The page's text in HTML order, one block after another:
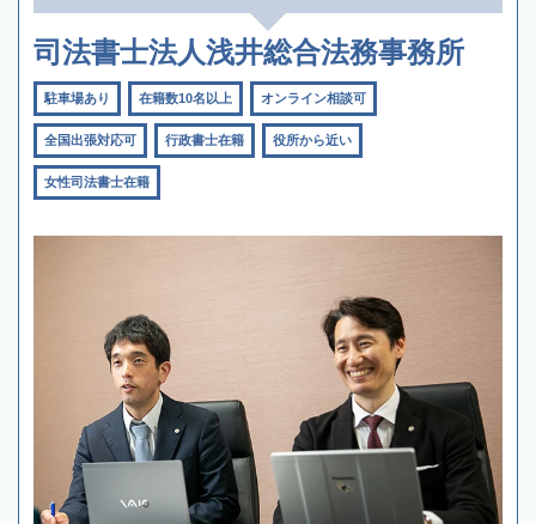
司法書士法人浅井総合法務事務所
駐車場あり 在籍数10名以上 オンライン相談可
全国出張対応可 行政書士在籍 役所から近い
女性司法書士在籍